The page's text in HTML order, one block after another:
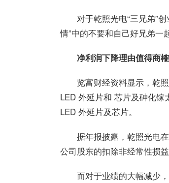
对于乾照光电“三兄弟”
情”中的不要和自己好兄弟一
净利润下降理由值得商
览富财经资料显示，乾
LED 外延片和 芯片及砷化
LED 外延片及芯片。
据年报披露，乾照光电
公司股东的扣除非经常性损
而对于业绩的大幅减少